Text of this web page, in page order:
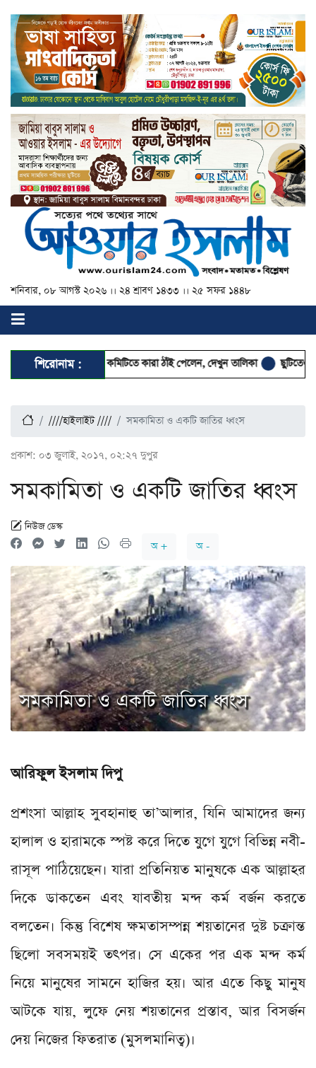
শনিবার, ০৮ আগস্ট ২০২৬ ।। ২৪ শ্রাবণ ১৪৩৩ ।। ২৫ সফর ১৪৪৮
শিরোনাম :
দক্ষিণের কমিটিতে কারা ঠাঁই পেলেন, দেখুন তালিকা ছুটিতেও স্মার্টফোন
////হাইলাইট //// সমকামিতা ও একটি জাতির ধ্বংস
প্রকাশ: ০৩ জুলাই, ২০১৭, ০২:২৭ দুপুর
সমকামিতা ও একটি জাতির ধ্বংস
নিউজ ডেস্ক
অ +
অ -
আরিফুল ইসলাম দিপু
প্রশংসা আল্লাহ সুবহানাহু তা’আলার, যিনি আমাদের জন্য
হালাল ও হারামকে স্পষ্ট করে দিতে যুগে যুগে বিভিন্ন নবী-
রাসূল পাঠিয়েছেন। যারা প্রতিনিয়ত মানুষকে এক আল্লাহর
দিকে ডাকতেন এবং যাবতীয় মন্দ কর্ম বর্জন করতে
বলতেন। কিন্তু বিশেষ ক্ষমতাসম্পন্ন শয়তানের দুষ্ট চক্রান্ত
ছিলো সবসময়ই তৎপর। সে একের পর এক মন্দ কর্ম
নিয়ে মানুষের সামনে হাজির হয়। আর এতে কিছু মানুষ
আটকে যায়, লুফে নেয় শয়তানের প্রস্তাব, আর বিসর্জন
দেয় নিজের ফিতরাত (মুসলমানিত্ব)।